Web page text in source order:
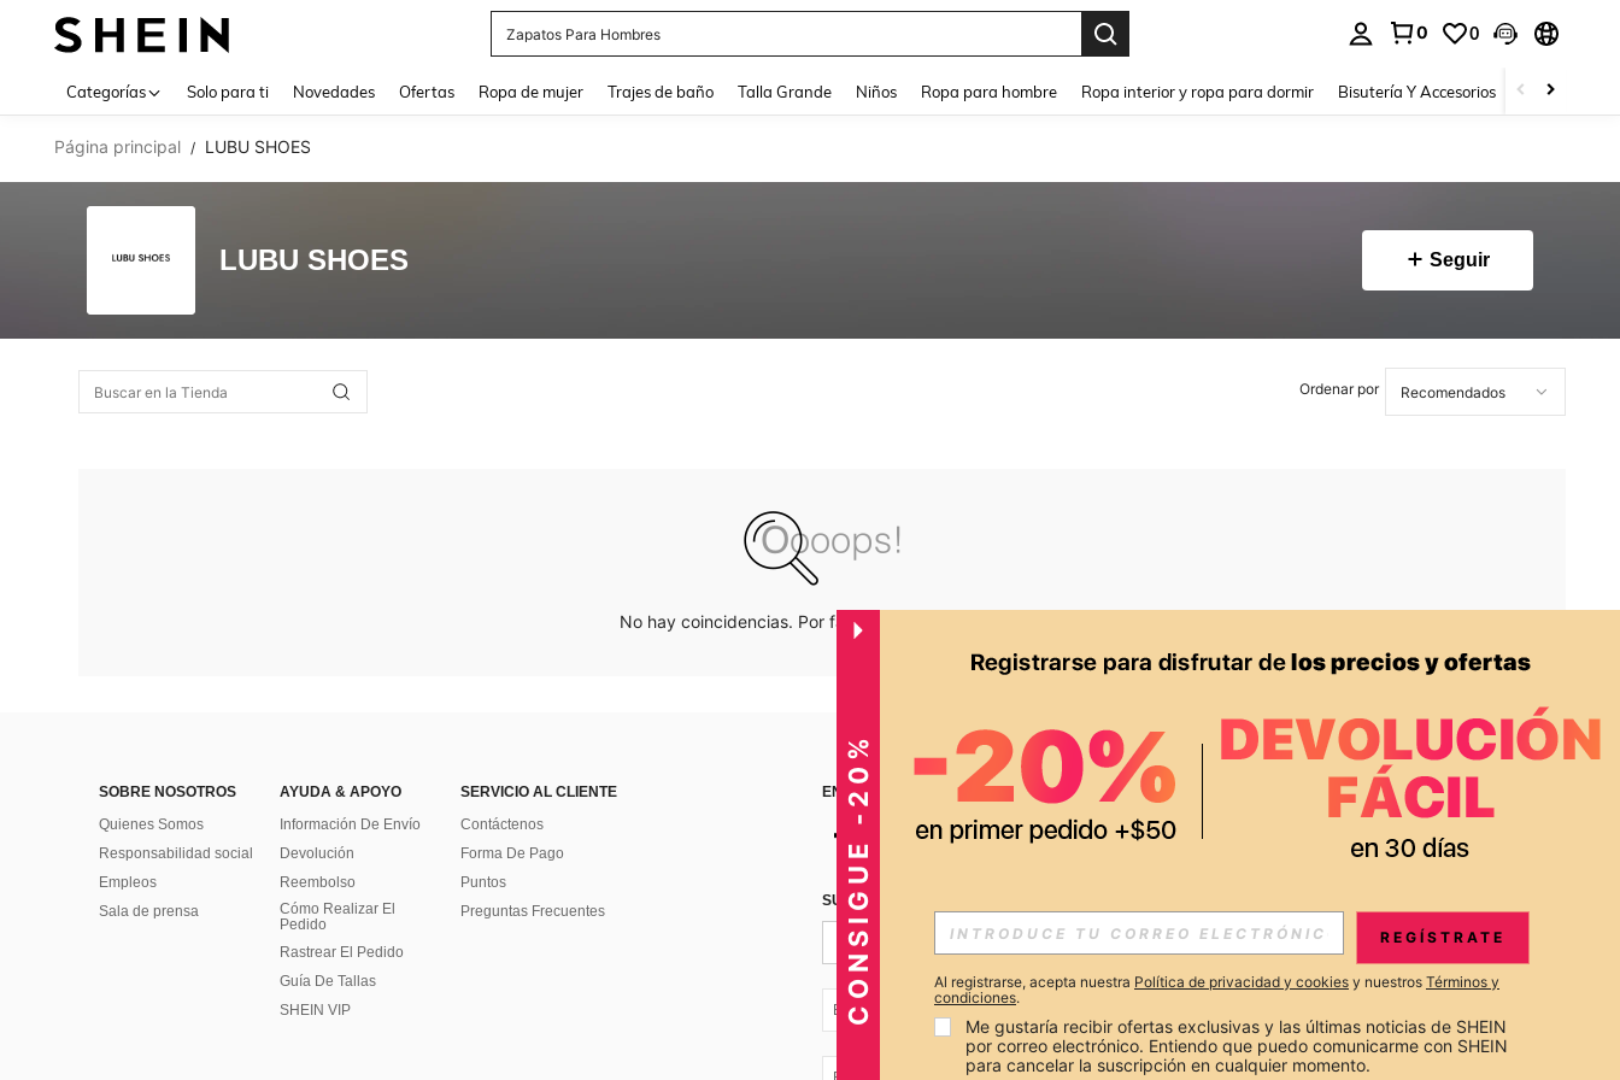
Zapatos Blancos
0 0
Categorías Solo para ti Novedades Ofertas Ropa de mujer Trajes de baño Talla Grande Niños Ropa para hombre Ropa interior y ropa para dormir Bisutería Y Accesorios Zapatos
Página principal / LUBU SHOES
LUBU SHOES Seguir
Ordenar por
No hay coincidencias. Por favor inténtalo de nuevo.
SOBRE NOSOTROS
Quienes Somos
Responsabilidad social
Empleos
Sala de prensa
AYUDA & APOYO
Información De Envío
Devolución
Reembolso
Cómo Realizar El
Pedido
Rastrear El Pedido
Guía De Tallas
SHEIN VIP
SERVICIO AL CLIENTE
Contáctenos
Forma De Pago
Puntos
Preguntas Frecuentes
ENCUÉNTRANOS EN APP
SUSCRÍBETE PARA RECIBIR OFERTAS EXCLUSIVAS, PROMOCIONES Y NOTICIAS DE SHEIN
Suscribir
EC + 593
CONSIGUE -20% REGÍSTRATE
Al registrarse, acepta nuestra Política de privacidad y cookies y nuestros Términos y
condiciones.
Me gustaría recibir ofertas exclusivas y las últimas noticias de SHEIN
por correo electrónico. Entiendo que puedo comunicarme con SHEIN
para cancelar la suscripción en cualquier momento.